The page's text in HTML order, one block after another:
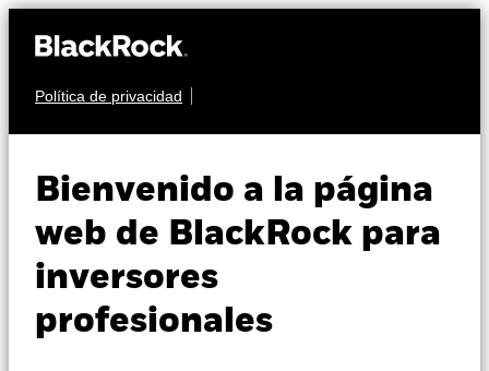
Política de privacidad
Bienvenido a la página
web de BlackRock para
inversores
profesionales
Perspectivas
Visión de mercado
Educación
Duration Bond Fund